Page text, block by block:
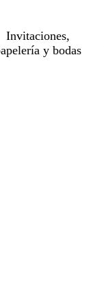
Invitaciones,
y bodas